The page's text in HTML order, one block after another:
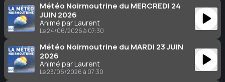
Météo Noirmoutrine du MERCREDI 24
JUIN 2026
Animé par Laurent
Le 24/06/2026 à 07:30
Météo Noirmoutrine du MARDI 23 JUIN
2026
Animé par Laurent
Le 23/06/2026 à 07:30